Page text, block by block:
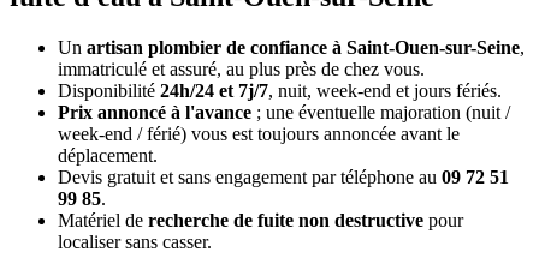
Un artisan plombier de confiance à Saint-Ouen-sur-Seine,
immatriculé et assuré, au plus près de chez vous.
Disponibilité 24h/24 et 7j/7, nuit, week-end et jours fériés.
Prix annoncé à l'avance ; une éventuelle majoration (nuit /
week-end / férié) vous est toujours annoncée avant le
déplacement.
Devis gratuit et sans engagement par téléphone au 09 72 51
99 85.
Matériel de recherche de fuite non destructive pour
localiser sans casser.